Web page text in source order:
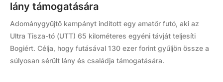
lány támogatására
Adománygyűjtő kampányt indított egy amatőr futó, aki az
Ultra Tisza-tó (UTT) 65 kilométeres egyéni távját teljesíti
Bogiért. Célja, hogy futásával 130 ezer forint gyűljön össze a
súlyosan sérült lány és családja támogatására.